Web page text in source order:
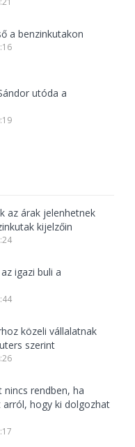
a benzinkutakon
utóda a
az árak jelenhetnek
kijelzőin
igazi buli a
közeli vállalatnak
szerint
nincs rendben, ha
hogy ki dolgozhat